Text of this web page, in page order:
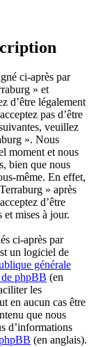
ci-après par
» et
d’être légalement
pas d’être
veuillez
». Nous
moment et nous
bien que nous
même. En effet,
» après
d’être
et mises à jour.
ci-après par
un logiciel de
générale
phpBB (en
les
en aucun cas être
que nous
d’informations
(en anglais).